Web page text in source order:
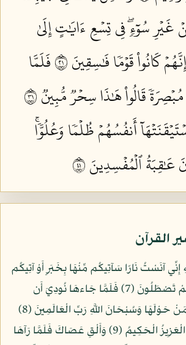
غَيۡرِ سُوٓءٖۖ فِي تِسۡعِ ءَايَٰتٍ إِلَىٰ
كَانُواْ قَوۡمٗا فَٰسِقِينَ ١٢
فَلَمَّا
قَالُواْ هَٰذَا سِحۡرٞ مُّبِينٞ ١٣
أَنفُسُهُمۡ ظُلۡمٗا وَعُلُوّٗاۚ
ٱلۡمُفۡسِدِينَ ١٤
القرآن
آنَسْتُ نَارًا سَآتِيكُم مِّنْهَا بِخَبَرٍ أَوْ آتِيكُم
بِشِهَابٍ قَبَسٍ لَّعَلَّكُمْ تَصْطَلُونَ (7) فَلَمَّا جَاءهَا نُودِيَ أَن
بُورِكَ مَن فِي النَّارِ وَمَنْ حَوْلَهَا وَسُبْحَانَ اللَّهِ رَبِّ الْعَالَمِينَ (8)
يَا مُوسَى إِنَّهُ أَنَا اللَّهُ الْعَزِيزُ الْحَكِيمُ (9) وَأَلْقِ عَصَاكَ فَلَمَّا رَآهَا